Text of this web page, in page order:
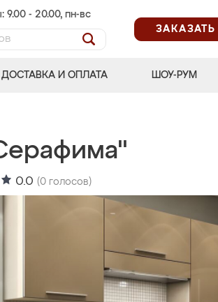
9.00 - 20.00, пн-вс
ДОСТАВКА И ОПЛАТА ШОУ-РУМ
0.0 (0 голосов)